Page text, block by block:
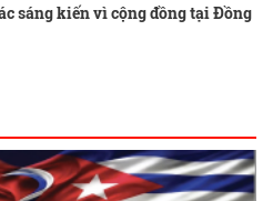
sáng kiến vì cộng đồng tại Đồng